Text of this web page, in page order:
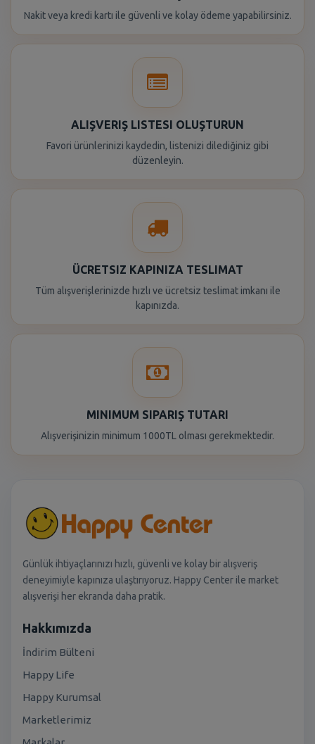
Nakit veya kredi kartı ile güvenli ve kolay ödeme yapabilirsiniz.
ALIŞVERIŞ LISTESI OLUŞTURUN
Favori ürünlerinizi kaydedin, listenizi dilediğiniz gibi
düzenleyin.
ÜCRETSIZ KAPINIZA TESLIMAT
Tüm alışverişlerinizde hızlı ve ücretsiz teslimat imkanı ile
kapınızda.
MINIMUM SIPARIŞ TUTARI
Alışverişinizin minimum 1000TL olması gerekmektedir.
Günlük ihtiyaçlarınızı hızlı, güvenli ve kolay bir alışveriş
deneyimiyle kapınıza ulaştırıyoruz. Happy Center ile market
alışverişi her ekranda daha pratik.
Hakkımızda
İndirim Bülteni
Happy Life
Happy Kurumsal
Marketlerimiz